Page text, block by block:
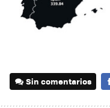
Sin comentarios